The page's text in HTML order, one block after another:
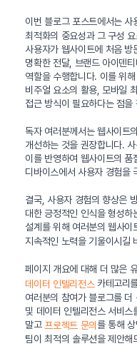
이번 블로그 포스트에서는
최적화의 중요성과 그 구성
사용자가 웹사이트에 처음 방
명확한 전달, 브랜드 아이덴
역할을 수행합니다. 이를 위
비주얼 요소의 활용, 모바일
접근 방식이 필요하다는 점을
독자 여러분께서는 웹사이트의
개선하는 것을 권장합니다.
이를 반영하여 웹사이트의
디바이스에서 사용자 경험을
결국, 사용자 경험의 향상은
대한 긍정적인 인식을 형성
설계를 위해 여러분의 웹사이
지속적인 노력을 기울이시길
페이지 개요에 대해 더 많은
데이터 인텔리전스카테고리
여러분의 참여가 블로그를
및 데이터 인텔리전스 서비스
말고 프로젝트 문의를 통해
팀이 최적의 솔루션을 제안해